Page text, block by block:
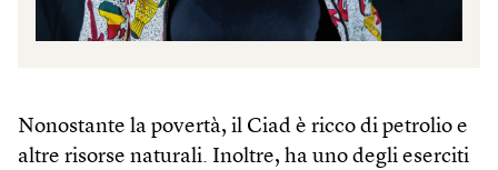
Nonostante la povertà, il Ciad è ricco di petrolio e
altre risorse naturali. Inoltre, ha uno degli eserciti